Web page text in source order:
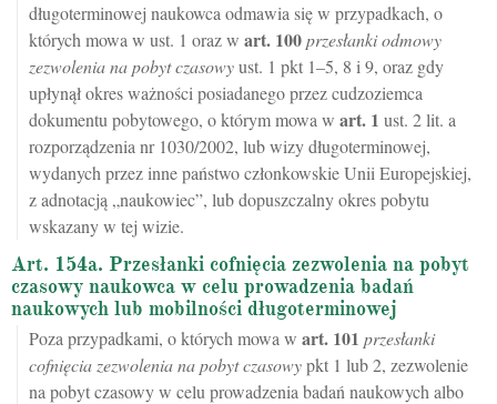
długoterminowej naukowca odmawia się w przypadkach, o
których mowa w ust. 1 oraz w art. 100przesłanki odmowy
zezwolenia na pobyt czasowyust. 1 pkt 1–5, 8 i 9, oraz gdy
upłynął okres ważności posiadanego przez cudzoziemca
dokumentu pobytowego, o którym mowa w art. 1 ust. 2 lit. a
rozporządzenia nr 1030/2002, lub wizy długoterminowej,
wydanych przez inne państwo członkowskie Unii Europejskiej,
z adnotacją „naukowiec”, lub dopuszczalny okres pobytu
wskazany w tej wizie.
Art. 154a. Przesłanki cofnięcia zezwolenia na pobyt
czasowy naukowca w celu prowadzenia badań
naukowych lub mobilności długoterminowej
Poza przypadkami, o których mowa w art. 101 przesłanki
cofnięcia zezwolenia na pobyt czasowypkt 1 lub 2, zezwolenie
na pobyt czasowy w celu prowadzenia badań naukowych albo